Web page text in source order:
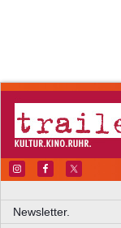
Newsletter.